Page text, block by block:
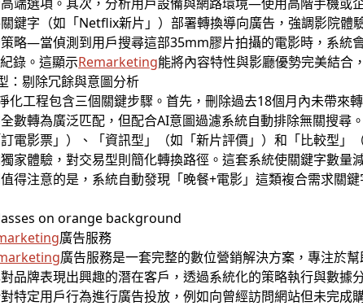
鍵字（如「Netflix新片」）部署轉換導向廣告，強調影院體
略—當偵測到用戶搜尋這部35mm膠片拍攝的電影時，系統
錄。這顯示Remarketing能將內容特性與影廳優勢完美結合
：剔除冗餘與意圖分析
化工程包含三個關鍵步驟。首先，刪除過去18個月內未帶來
數轉為廣泛匹配，但配合AI意圖過濾系統自動排除無關搜尋
訂電影票」）、「資訊型」（如「新片評價」）和「比較型
家體驗，對交易型則簡化轉換路徑。這套系統使關鍵字數量
得注意的是，系統自動發現「晚餐+電影」這類複合需求關
廣告服務
廣告服務是一套完整的數位營銷解決方案，專注於
品牌表現出興趣的潛在客戶，透過系統化的策略執行與數據
特定用戶行為進行廣告投放，例如向曾經訪問網站但未完